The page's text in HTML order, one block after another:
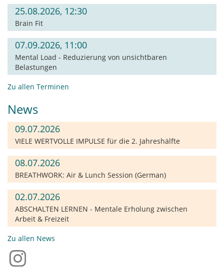
25.08.2026, 12:30
Brain Fit
07.09.2026, 11:00
Mental Load - Reduzierung von unsichtbaren
Belastungen
Zu allen Terminen
News
09.07.2026
VIELE WERTVOLLE IMPULSE für die 2. Jahreshälfte
08.07.2026
BREATHWORK: Air & Lunch Session (German)
02.07.2026
ABSCHALTEN LERNEN - Mentale Erholung zwischen
Arbeit & Freizeit
Zu allen News